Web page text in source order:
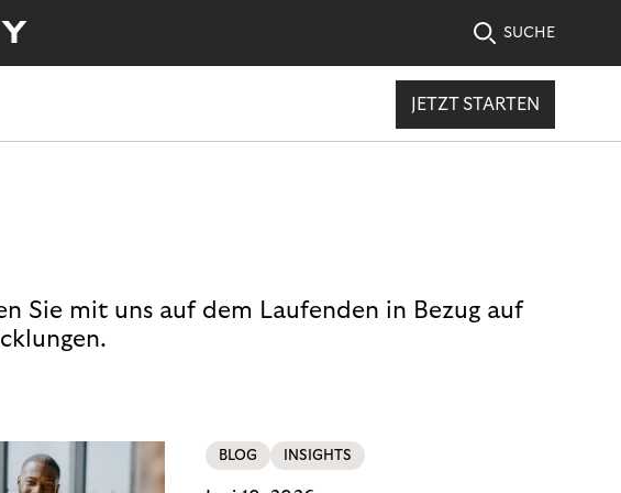
SUCHE
JETZT STARTEN
Sie mit uns auf dem Laufenden in Bezug auf
BLOG INSIGHTS